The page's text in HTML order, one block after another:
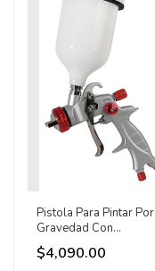
Pistola Para Pintar Por
Gravedad Con
Regulador 600ml Urrea
$4,090.00